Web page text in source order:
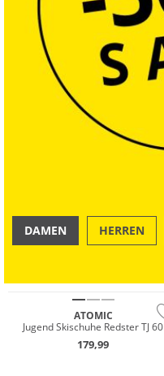
DAMEN HERREN
ATOMIC
Jugend Skischuhe Redster TJ 60
179,99